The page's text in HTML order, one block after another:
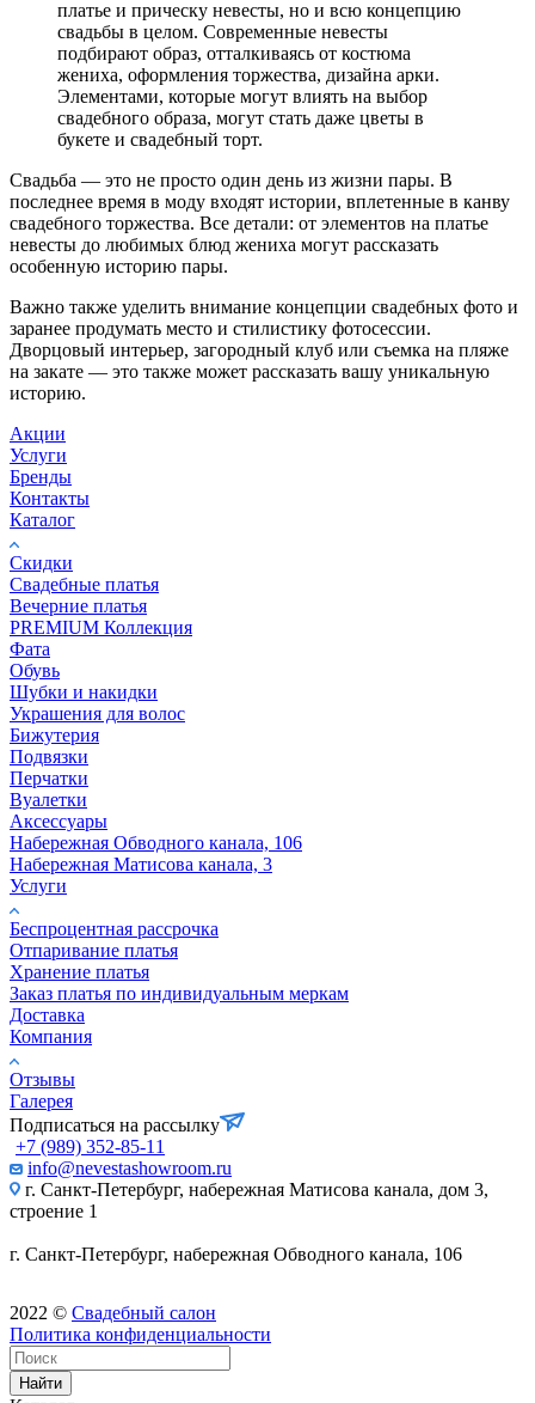
платье и прическу невесты, но и всю концепцию
свадьбы в целом. Современные невесты
подбирают образ, отталкиваясь от костюма
жениха, оформления торжества, дизайна арки.
Элементами, которые могут влиять на выбор
свадебного образа, могут стать даже цветы в
букете и свадебный торт.
Свадьба — это не просто один день из жизни пары. В
последнее время в моду входят истории, вплетенные в канву
свадебного торжества. Все детали: от элементов на платье
невесты до любимых блюд жениха могут рассказать
особенную историю пары.
Важно также уделить внимание концепции свадебных фото и
заранее продумать место и стилистику фотосессии.
Дворцовый интерьер, загородный клуб или съемка на пляже
на закате — это также может рассказать вашу уникальную
историю.
Акции
Услуги
Бренды
Контакты
Каталог
Скидки
Свадебные платья
Вечерние платья
PREMIUM Коллекция
Фата
Обувь
Шубки и накидки
Украшения для волос
Бижутерия
Подвязки
Перчатки
Вуалетки
Аксессуары
Набережная Обводного канала, 106
Набережная Матисова канала, 3
Услуги
Беспроцентная рассрочка
Отпаривание платья
Хранение платья
Заказ платья по индивидуальным меркам
Доставка
Компания
Отзывы
Галерея
Подписаться на рассылку
+7 (989) 352-85-11
info@nevestashowroom.ru
г. Санкт-Петербург, набережная Матисова канала, дом 3,
строение 1
г. Санкт-Петербург, набережная Обводного канала, 106
2022 © Свадебный салон
Политика конфиденциальности
Найти